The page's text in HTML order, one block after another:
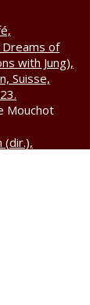
of
with Jung),
Suisse,
Mouchot
(dir.),